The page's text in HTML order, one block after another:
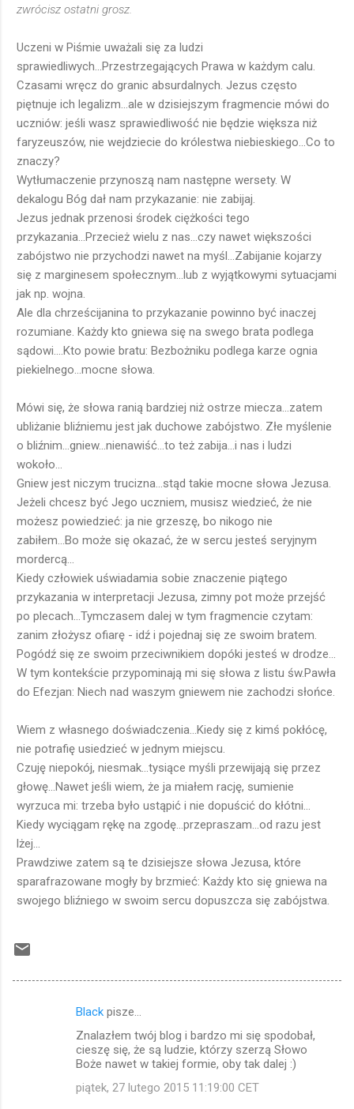
zwrócisz ostatni grosz.
Uczeni w Piśmie uważali się za ludzi
sprawiedliwych...Przestrzegających Prawa w każdym calu.
Czasami wręcz do granic absurdalnych. Jezus często
piętnuje ich legalizm...ale w dzisiejszym fragmencie mówi do
uczniów: jeśli wasz sprawiedliwość nie będzie większa niż
faryzeuszów, nie wejdziecie do królestwa niebieskiego...Co to
znaczy?
Wytłumaczenie przynoszą nam następne wersety. W
dekalogu Bóg dał nam przykazanie: nie zabijaj.
Jezus jednak przenosi środek ciężkości tego
przykazania...Przecież wielu z nas...czy nawet większości
zabójstwo nie przychodzi nawet na myśl...Zabijanie kojarzy
się z marginesem społecznym...lub z wyjątkowymi sytuacjami
jak np. wojna.
Ale dla chrześcijanina to przykazanie powinno być inaczej
rozumiane. Każdy kto gniewa się na swego brata podlega
sądowi....Kto powie bratu: Bezbożniku podlega karze ognia
piekielnego...mocne słowa.
Mówi się, że słowa ranią bardziej niż ostrze miecza...zatem
ubliżanie bliźniemu jest jak duchowe zabójstwo. Złe myślenie
o bliźnim...gniew...nienawiść...to też zabija...i nas i ludzi
wokoło...
Gniew jest niczym trucizna...stąd takie mocne słowa Jezusa.
Jeżeli chcesz być Jego uczniem, musisz wiedzieć, że nie
możesz powiedzieć: ja nie grzeszę, bo nikogo nie
zabiłem...Bo może się okazać, że w sercu jesteś seryjnym
mordercą...
Kiedy człowiek uświadamia sobie znaczenie piątego
przykazania w interpretacji Jezusa, zimny pot może przejść
po plecach...Tymczasem dalej w tym fragmencie czytam:
zanim złożysz ofiarę - idź i pojednaj się ze swoim bratem.
Pogódź się ze swoim przeciwnikiem dopóki jesteś w drodze...
W tym kontekście przypominają mi się słowa z listu św.Pawła
do Efezjan: Niech nad waszym gniewem nie zachodzi słońce.
Wiem z własnego doświadczenia...Kiedy się z kimś pokłócę,
nie potrafię usiedzieć w jednym miejscu.
Czuję niepokój, niesmak...tysiące myśli przewijają się przez
głowę...Nawet jeśli wiem, że ja miałem rację, sumienie
wyrzuca mi: trzeba było ustąpić i nie dopuścić do kłótni...
Kiedy wyciągam rękę na zgodę...przepraszam...od razu jest
lżej...
Prawdziwe zatem są te dzisiejsze słowa Jezusa, które
sparafrazowane mogły by brzmieć: Każdy kto się gniewa na
swojego bliźniego w swoim sercu dopuszcza się zabójstwa.
Black pisze…
Znalazłem twój blog i bardzo mi się spodobał,
cieszę się, że są ludzie, którzy szerzą Słowo
Boże nawet w takiej formie, oby tak dalej :)
piątek, 27 lutego 2015 11:19:00 CET